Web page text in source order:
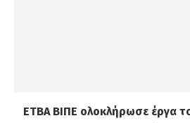
ΕΤΒΑ ΒΙΠΕ ολοκλήρωσε έργα